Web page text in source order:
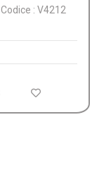
Codice : V4212